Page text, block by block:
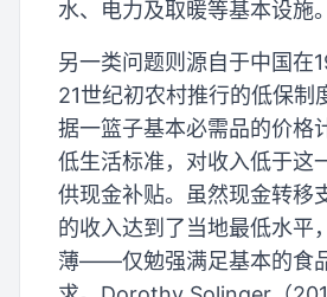
水、电力及取暖等基本设施。
另一类问题则源自于中国在
21世纪初农村推行的低保制
据一篮子基本必需品的价格
低生活标准，对收入低于这
供现金补贴。虽然现金转移
的收入达到了当地最低水平
薄——仅勉强满足基本的食